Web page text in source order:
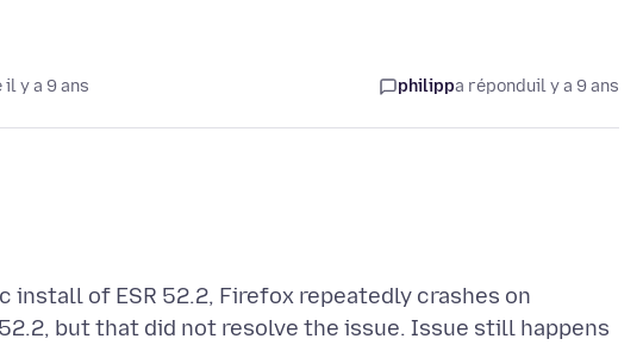
y a 9 ans philippa réponduil y a 9 ans
of ESR 52.2, Firefox repeatedly crashes on
but that did not resolve the issue. Issue still happens